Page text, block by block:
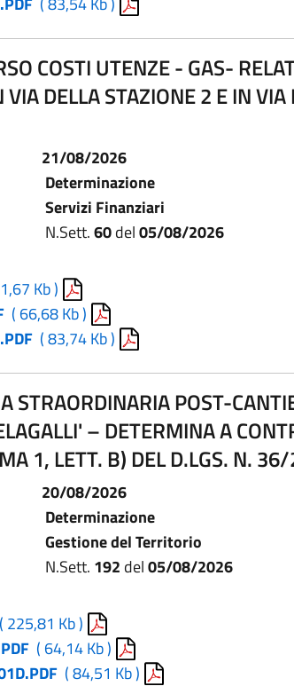
COSTI UTENZE - GAS-
DELLA STAZIONE 2 E IN
21/08/2026
Determinazione
Servizi Finanziari
N.Sett.60del05/08/2026
Kb )
( 66,68 Kb )
( 83,74 Kb )
STRAORDINARIA POST-
– DETERMINA A
1, LETT. B) DEL D.LGS. N.
20/08/2026
Determinazione
Gestione del Territorio
N.Sett. 192 del05/08/2026
( 225,81 Kb )
( 64,14 Kb )
( 84,51 Kb )